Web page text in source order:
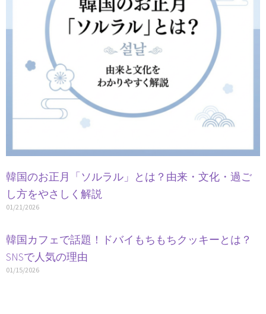
韓国のお正月「ソルラル」とは？由来・文化・過ご
し方をやさしく解説
01/21/2026
韓国カフェで話題！ドバイもちもちクッキーとは？
SNSで人気の理由
01/15/2026